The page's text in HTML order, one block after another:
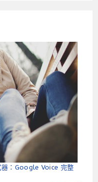
器：Google Voice 完整